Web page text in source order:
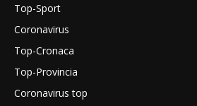
Top-Sport
Coronavirus
Top-Cronaca
Top-Provincia
Coronavirus top